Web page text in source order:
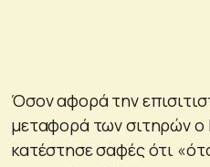
Όσον αφορά την
μεταφορά των σιτηρών ο
κατέστησε σαφές ότι